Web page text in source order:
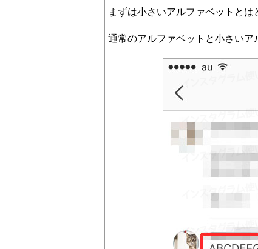
まずは小さいアルファベットとは
通常のアルファベットと小さいア